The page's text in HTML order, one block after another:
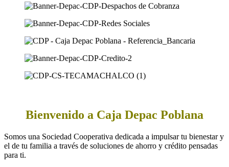
Bienvenido a Caja Depac Poblana
Somos una Sociedad Cooperativa dedicada a impulsar tu bienestar y
el de tu familia a través de soluciones de ahorro y crédito pensadas
para ti.